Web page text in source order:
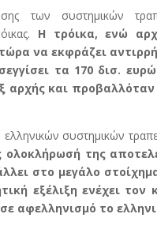
των συστημικών
Η τρόικα, ενώ
να εκφράζει
τα 170 δισ.
και
συστημικών
ολοκλήρωσή της
στο μεγάλο
εξέλιξη ενέχει
αφελληνισμό το